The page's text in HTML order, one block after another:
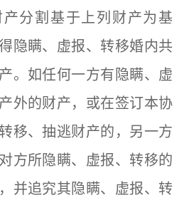
分割基于上列财产为基
隐瞒、虚报、转移婚内共
。如任何一方有隐瞒、虚
外的财产，或在签订本协
移、抽逃财产的，另一方
方所隐瞒、虚报、转移的
并追究其隐瞒、虚报、转